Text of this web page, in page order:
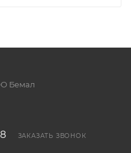
Бемал
ЗАКАЗАТЬ ЗВОНОК